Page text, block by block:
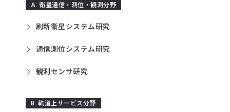
A. 衛星通信・測位・観測分野
刷新衛星システム研究
通信測位システム研究
観測センサ研究
B. 軌道上サービス分野